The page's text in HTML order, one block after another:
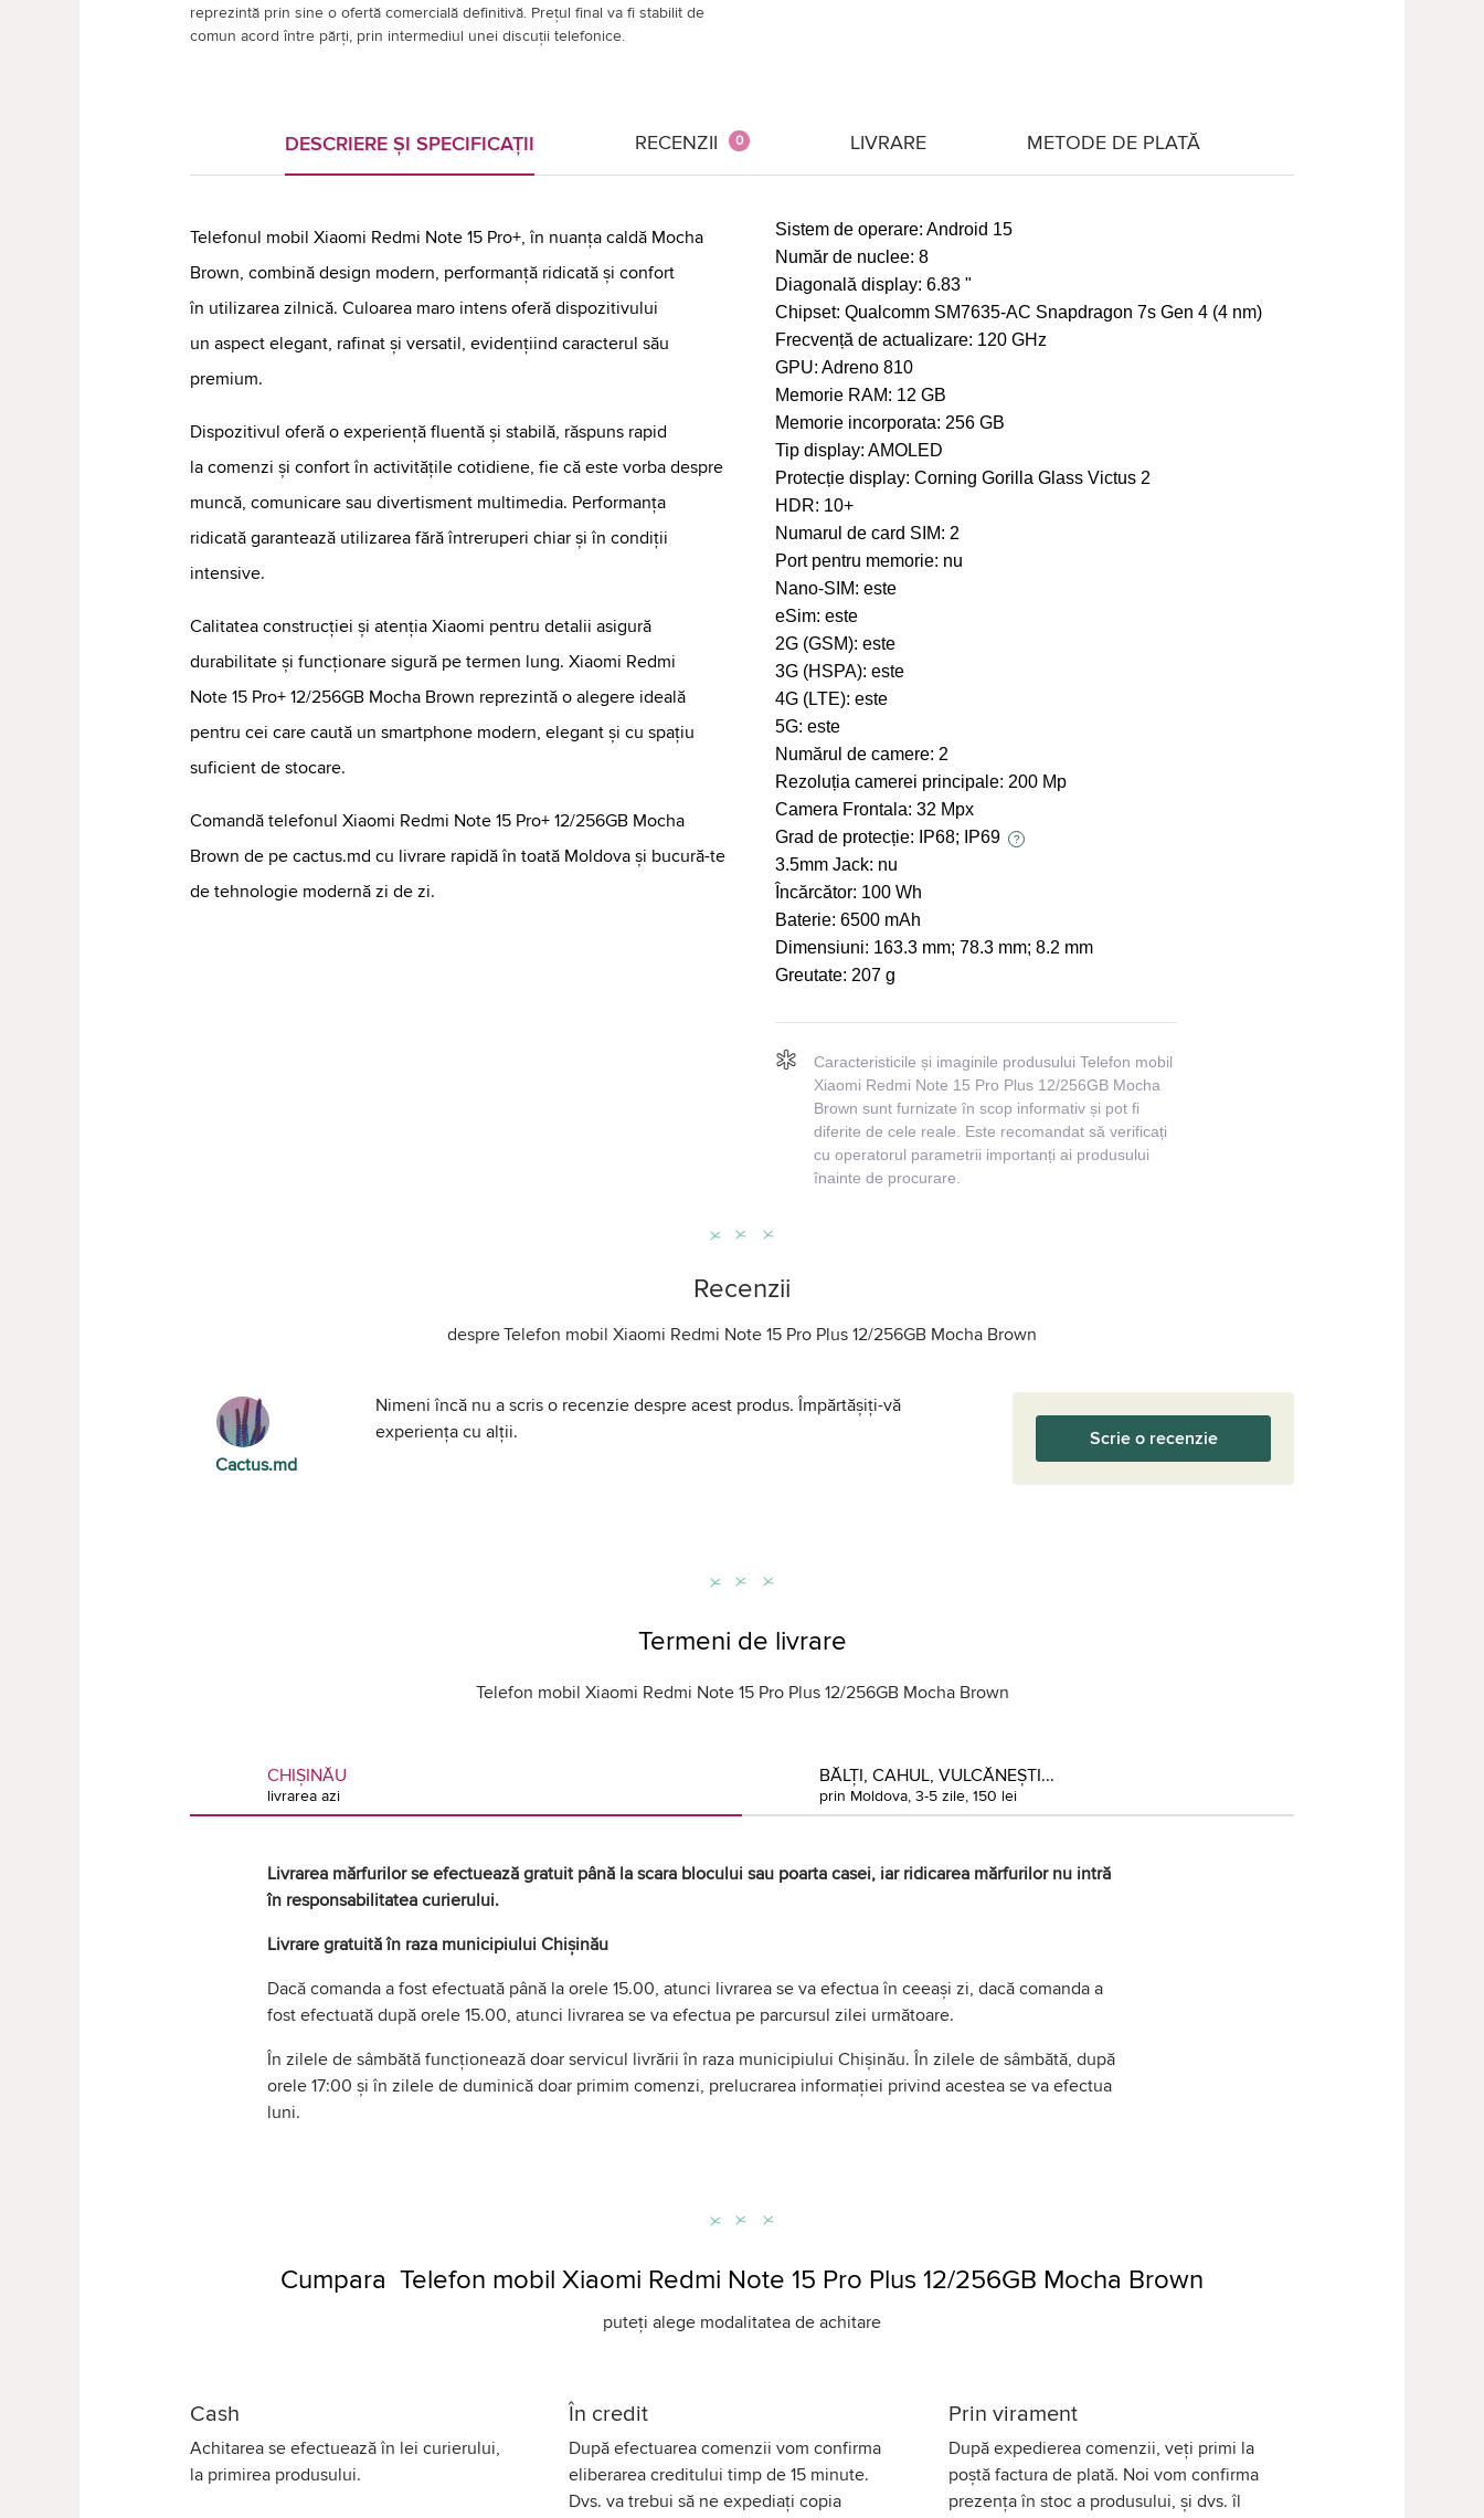
reprezintă prin sine o ofertă comercială definitivă. Prețul final va fi stabilit de
comun acord între părți, prin intermediul unei discuții telefonice.
DESCRIERE ȘI SPECIFICAȚII RECENZII 0 LIVRARE METODE DE PLATĂ
Telefonul mobil Xiaomi Redmi Note 15 Pro+, în nuanța caldă Mocha
Brown, combină design modern, performanță ridicată și confort
în utilizarea zilnică. Culoarea maro intens oferă dispozitivului
un aspect elegant, rafinat și versatil, evidențiind caracterul său
premium.
Dispozitivul oferă o experiență fluentă și stabilă, răspuns rapid
la comenzi și confort în activitățile cotidiene, fie că este vorba despre
muncă, comunicare sau divertisment multimedia. Performanța
ridicată garantează utilizarea fără întreruperi chiar și în condiții
intensive.
Calitatea construcției și atenția Xiaomi pentru detalii asigură
durabilitate și funcționare sigură pe termen lung. Xiaomi Redmi
Note 15 Pro+ 12/256GB Mocha Brown reprezintă o alegere ideală
pentru cei care caută un smartphone modern, elegant și cu spațiu
suficient de stocare.
Comandă telefonul Xiaomi Redmi Note 15 Pro+ 12/256GB Mocha
Brown de pe cactus.md cu livrare rapidă în toată Moldova și bucură-te
de tehnologie modernă zi de zi.
Sistem de operare: Android 15
Număr de nuclee: 8
Diagonală display: 6.83 "
Chipset: Qualcomm SM7635-AC Snapdragon 7s Gen 4 (4 nm)
Frecvență de actualizare: 120 GHz
GPU: Adreno 810
Memorie RAM: 12 GB
Memorie incorporata: 256 GB
Tip display: AMOLED
Protecție display: Corning Gorilla Glass Victus 2
HDR: 10+
Numarul de card SIM: 2
Port pentru memorie: nu
Nano-SIM: este
eSim: este
2G (GSM): este
3G (HSPA): este
4G (LTE): este
5G: este
Numărul de camere: 2
Rezoluția camerei principale: 200 Mp
Camera Frontala: 32 Mpx
Grad de protecție:
IP68; IP69 ?
3.5mm Jack: nu
Încărcător: 100 Wh
Baterie: 6500 mAh
Dimensiuni: 163.3 mm; 78.3 mm; 8.2 mm
Greutate: 207 g
Caracteristicile și imaginile produsului Telefon mobil
Xiaomi Redmi Note 15 Pro Plus 12/256GB Mocha
Brown sunt furnizate în scop informativ și pot fi
diferite de cele reale. Este recomandat să verificați
cu operatorul parametrii importanți ai produsului
înainte de procurare.
Recenzii
despreTelefon mobil Xiaomi Redmi Note 15 Pro Plus 12/256GB Mocha Brown
Cactus.md
Nimeni încă nu a scris o recenzie despre acest produs. Împărtășiți-vă
experiența cu alții.
Scrie o recenzie
Termeni de livrare
Telefon mobil Xiaomi Redmi Note 15 Pro Plus 12/256GB Mocha Brown
CHIȘINĂU
livrarea azi
BĂLȚI, CAHUL, VULCĂNEȘTI...
prin Moldova, 3-5 zile, 150 lei
Livrarea mărfurilor se efectuează gratuit până la scara blocului sau poarta casei, iar ridicarea mărfurilor nu intră
în responsabilitatea curierului.
Livrare gratuită în raza municipiului Chișinău
Dacă comanda a fost efectuată până la orele 15.00, atunci livrarea se va efectua în ceeași zi, dacă comanda a
fost efectuată după orele 15.00, atunci livrarea se va efectua pe parcursul zilei următoare.
În zilele de sâmbătă funcționează doar servicul livrării în raza municipiului Chișinău. În zilele de sâmbătă, după
orele 17:00 și în zilele de duminică doar primim comenzi, prelucrarea informației privind acestea se va efectua
luni.
Cumpara Telefon mobil Xiaomi Redmi Note 15 Pro Plus 12/256GB Mocha Brown
puteți alege modalitatea de achitare
Cash
Achitarea se efectuează în lei curierului,
la primirea produsului.
În credit
După efectuarea comenzii vom confirma
eliberarea creditului timp de 15 minute.
Dvs. va trebui să ne expediați copia
Prin virament
După expedierea comenzii, veți primi la
poștă factura de plată. Noi vom confirma
prezența în stoc a produsului, și dvs. îl